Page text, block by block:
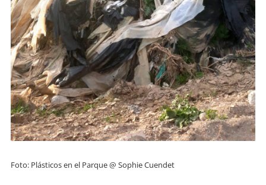
Foto: Plásticos en el Parque @ Sophie Cuendet